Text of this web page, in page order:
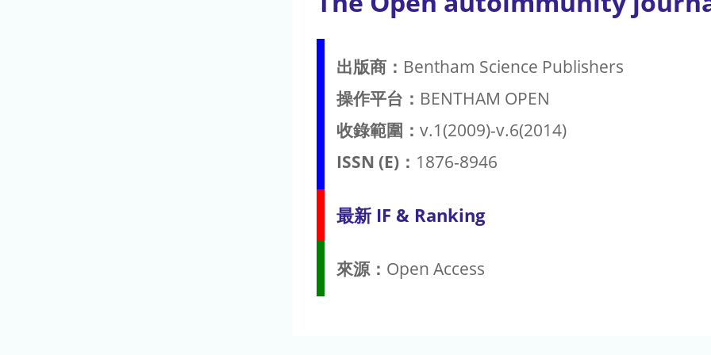
出版商： Bentham Science Publishers
操作平台： BENTHAM OPEN
收錄範圍： v.1(2009)-v.6(2014)
ISSN (E)： 1876-8946
最新 IF & Ranking
來源： Open Access